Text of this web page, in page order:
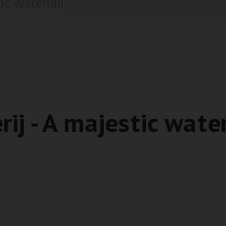
- A majestic